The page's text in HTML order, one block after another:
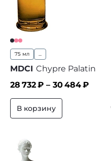
75 мл ...
MDCI Chypre Palatin
28 732₽ – 30 484₽
В корзину